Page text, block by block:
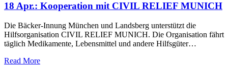
18 Apr.: Kooperation mit CIVIL RELIEF MUNICH
Die Bäcker-Innung München und Landsberg unterstützt die
Hilfsorganisation CIVIL RELIEF MUNICH. Die Organisation fährt
täglich Medikamente, Lebensmittel und andere Hilfsgüter…
Read More